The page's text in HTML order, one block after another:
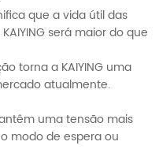
que a vida útil das
será maior do que
torna a KAIYING uma
atualmente.
uma tensão mais
modo de espera ou